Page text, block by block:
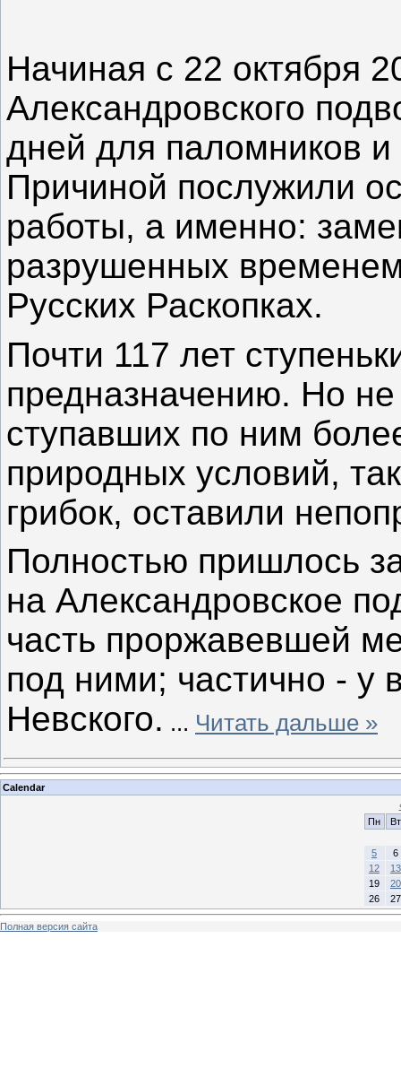
Начиная с 22 октября
Александровского
дней для паломников
Причиной послужили
работы, а именно:
разрушенных
Русских Раскопках.
Почти 117 лет
предназначению. Но
ступавших по ним
природных условий,
грибок, оставили
Полностью пришлось
на Александровское
часть проржавевшей
под ними; частично - у
Невского. ... Читать дальше »
Calendar
Пн
Вт
5
6
12
13
19
20
26
27
Полная версия сайта